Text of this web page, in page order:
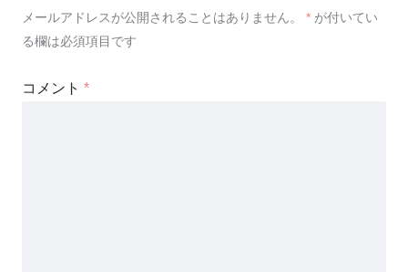
メールアドレスが公開されることはありません。 * が付いてい
る欄は必須項目です
コメント *